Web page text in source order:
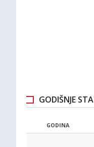
GODIŠNJE
GODINA